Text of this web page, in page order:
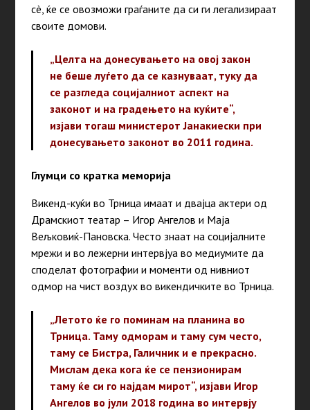
сè, ќе се овозможи граѓаните да си ги легализираат
своите домови.
„Целта на донесувањето на овој закон
не беше луѓето да се казнуваат, туку да
се разгледа социјалниот аспект на
законот и на градењето на куќите“,
изјави тогаш министерот Јанакиески при
донесувањето законот во 2011 година.
Глумци со кратка меморија
Викенд-куќи во Трница имаат и двајца актери од
Драмскиот театар – Игор Ангелов и Маја
Вељковиќ-Пановска. Често знаат на социјалните
мрежи и во лежерни интервјуа во медиумите да
споделат фотографии и моменти од нивниот
одмор на чист воздух во викендичките во Трница.
„Летото ќе го поминам на планина во
Трница. Таму одморам и таму сум често,
таму се Бистра, Галичник и е прекрасно.
Мислам дека кога ќе се пензионирам
таму ќе си го најдам мирот“, изјави Игор
Ангелов во јули 2018 година во интервју